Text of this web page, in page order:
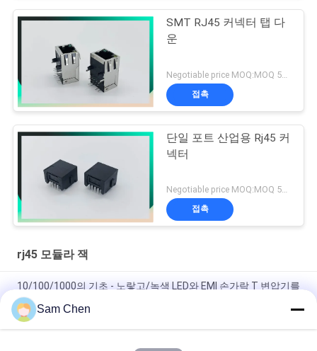
SMT RJ45 커넥터 탭 다
운
접촉
단일 포트 산업용 Rj45 커
넥터
Negotiable price MOQ:MOQ 500-5KPC
접촉
rj45 모듈라 잭
10/100/1000의 기초 - 노랗고/녹색 LED와 EMI 손가락 T 변압기를
가진 여성 RJ45 모듈라 잭 연결관
1x1 이더네트 Molex RJ45 모듈라 잭 18.1L 까만 수평한 소성 물질
Sam Chen